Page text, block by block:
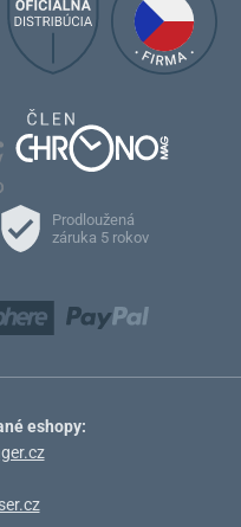
Prodloužená
záruka 5 rokov
eshopy: